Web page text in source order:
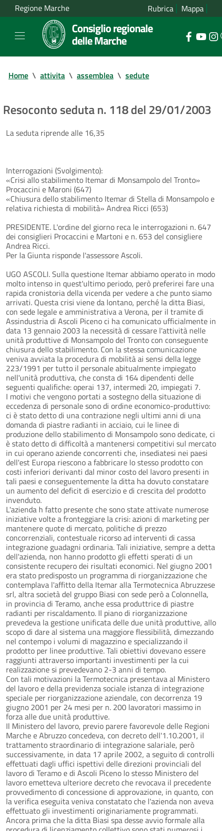
Regione Marche Rubrica Mappa
Consiglio regionale
delle Marche
Home \ attivita \ assemblea \ sedute
Resoconto seduta n. 118 del 29/01/2003
La seduta riprende alle 16,35
Interrogazioni (Svolgimento):
«Crisi allo stabilimento Itemar di Monsampolo del Tronto»
Procaccini e Maroni (647)
«Chiusura dello stabilimento Itemar di Stella di Monsampolo e
relativa richiesta di mobilità» Andrea Ricci (653)
PRESIDENTE. L'ordine del giorno reca le interrogazioni n. 647
dei consiglieri Procaccini e Martoni e n. 653 del consigliere
Andrea Ricci.
Per la Giunta risponde l'assessore Ascoli.
UGO ASCOLI. Sulla questione Itemar abbiamo operato in modo
molto intenso in quest'ultimo periodo, però preferirei fare una
rapida cronistoria della vicenda per vedere a che punto siamo
arrivati. Questa crisi viene da lontano, perché la ditta Biasi,
con sede legale e amministrativa a Verona, per il tramite di
Assindustria di Ascoli Piceno ci ha comunicato ufficialmente in
data 13 gennaio 2003 la necessità di cessare l'attività nelle
unità produttive di Monsampolo del Tronto con conseguente
chiusura dello stabilimento. Con la stessa comunicazione
veniva avviata la procedura di mobilità ai sensi della legge
223/1991 per tutto il personale abitualmente impiegato
nell'unità produttiva, che consta di 164 dipendenti delle
seguenti qualifiche: operai 137, intermedi 20, impiegati 7.
I motivi che vengono portati a sostegno della situazione di
eccedenza di personale sono di ordine economico-produttivo:
ci è stato detto di una contrazione negli ultimi anni di una
domanda di piastre radianti in acciaio, cui le linee di
produzione dello stabilimento di Monsampolo sono dedicate, ci
è stato detto di difficoltà a mantenersi competitivi sul mercato
in cui operano aziende concorrenti che, insediatesi nei paesi
dell'est Europa riescono a fabbricare lo stesso prodotto con
costi inferiori derivanti dal minor costo del lavoro presenti in
tali paesi e conseguentemente la ditta ha dovuto constatare
un aumento del deficit di esercizio e di crescita del prodotto
invenduto.
L'azienda h fatto presente che sono state attivate numerose
iniziative volte a fronteggiare la crisi: azioni di marketing per
mantenere quote di mercato, politiche di prezzo
concorrenziali, contestuale ricorso ad interventi di cassa
integrazione guadagni ordinaria. Tali iniziative, sempre a detta
dell'azienda, non hanno prodotto gli effetti sperati di un
consistente recupero dei risultati economici. Nel giugno 2001
era stato predisposto un programma di riorganizzazione che
contemplava l'affitto della Itemar alla Termotecnica Abruzzese
srl, altra società del gruppo Biasi con sede però a Colonnella,
in provincia di Teramo, anche essa produttrice di piastre
radianti per riscaldamento. Il piano di riorganizzazione
prevedeva la gestione unificata delle due unità produttive, allo
scopo di dare al sistema una maggiore flessibilità, dimezzando
nel contempo i volumi di magazzino e specializzando il
prodotto per linee produttive. Tali obiettivi dovevano essere
raggiunti attraverso importanti investimenti per la cui
realizzazione si prevedevano 2-3 anni di tempo.
Con tali motivazioni la Termotecnica presentava al Ministero
del lavoro e della previdenza sociale istanza di integrazione
speciale per riorganizzazione aziendale, con decorrenza 19
giugno 2001 per 24 mesi per n. 200 lavoratori massimo in
forza alle due unità produttive.
Il Ministero del lavoro, previo parere favorevole delle Regioni
Marche e Abruzzo concedeva, con decreto dell'1.10.2001, il
trattamento straordinario di integrazione salariale, però
successivamente, in data 17 aprile 2002, a seguito di controlli
effettuati dagli uffici ispettivi delle direzioni provinciali del
lavoro di Teramo e di Ascoli Piceno lo stesso Ministero del
lavoro emetteva ulteriore decreto che revocava il precedente
provvedimento di concessione di approvazione, in quanto, con
la verifica eseguita veniva constatato che l'azienda non aveva
effettuato gli investimenti originariamente programmati.
Ancora prima che la ditta Biasi spa desse avvio formale alla